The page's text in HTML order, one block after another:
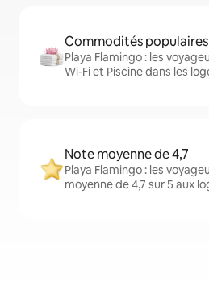
Commodités
Playa Flamingo : les
Wi-Fi et Piscine dans les
Note moyenne de 4,7
Playa Flamingo : les
moyenne de 4,7 sur 5 aux